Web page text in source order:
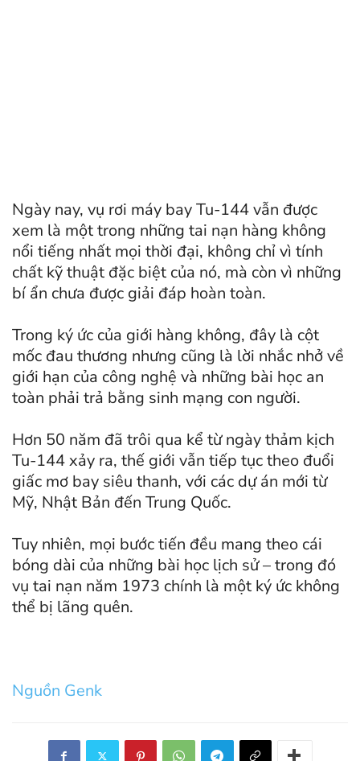
Ngày nay, vụ rơi máy bay Tu-144 vẫn được
xem là một trong những tai nạn hàng không
nổi tiếng nhất mọi thời đại, không chỉ vì tính
chất kỹ thuật đặc biệt của nó, mà còn vì những
bí ẩn chưa được giải đáp hoàn toàn.
Trong ký ức của giới hàng không, đây là cột
mốc đau thương nhưng cũng là lời nhắc nhở về
giới hạn của công nghệ và những bài học an
toàn phải trả bằng sinh mạng con người.
Hơn 50 năm đã trôi qua kể từ ngày thảm kịch
Tu-144 xảy ra, thế giới vẫn tiếp tục theo đuổi
giấc mơ bay siêu thanh, với các dự án mới từ
Mỹ, Nhật Bản đến Trung Quốc.
Tuy nhiên, mọi bước tiến đều mang theo cái
bóng dài của những bài học lịch sử – trong đó
vụ tai nạn năm 1973 chính là một ký ức không
thể bị lãng quên.
Nguồn Genk